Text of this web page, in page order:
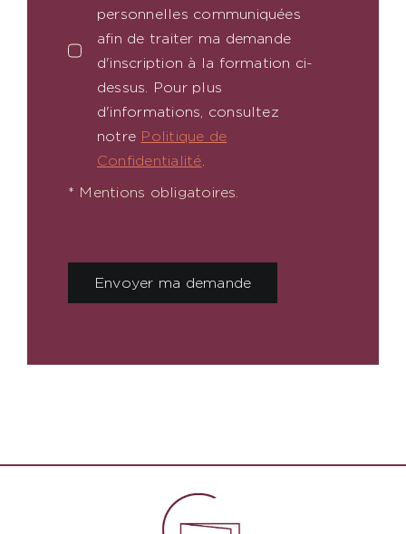
personnelles communiquées
afin de traiter ma demande
d'inscription à la formation ci-
dessus. Pour plus
d'informations, consultez
notre Politique de
Confidentialité.
* Mentions obligatoires.
Envoyer ma demande